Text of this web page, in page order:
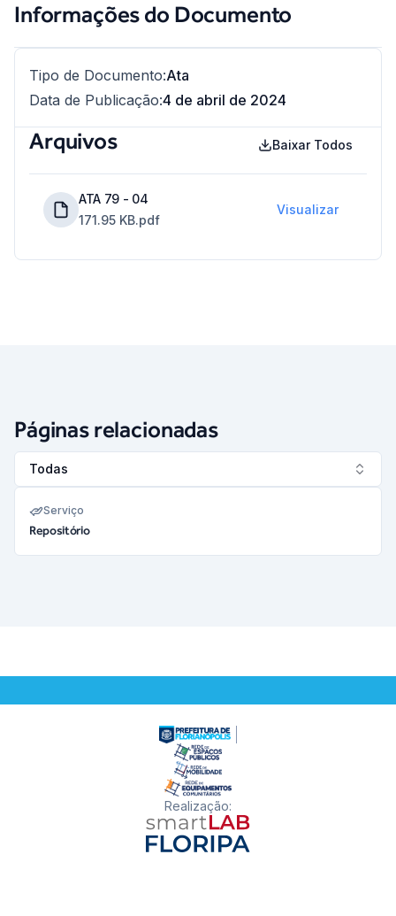
Informações do Documento
Tipo de Documento:Ata
Data de Publicação:4 de abril de 2024
Arquivos Baixar Todos
ATA 79 - 04
171.95 KB.pdf
Visualizar
Páginas relacionadas
Serviço
Repositório
Todas
Realização: